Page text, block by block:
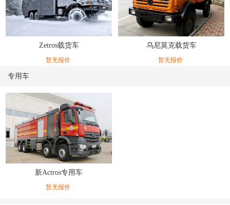
Zetros载货车
暂无报价
乌尼莫克载货车
暂无报价
专用车
新Actros专用车
暂无报价